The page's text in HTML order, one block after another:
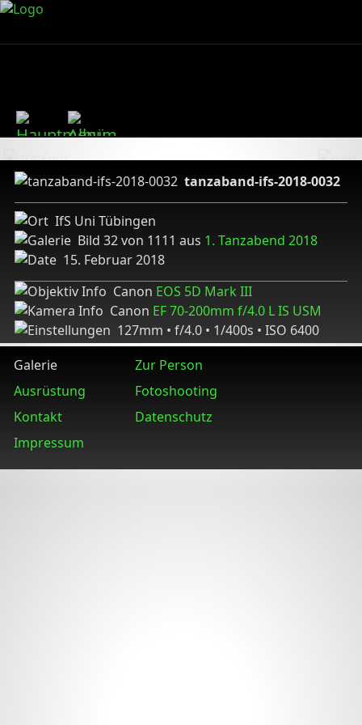
tanzaband-ifs-2018-0032
IfS Uni Tübingen
Bild 32 von 1111 aus 1. Tanzabend 2018
15. Februar 2018
Canon EOS 5D Mark III
Canon EF 70-200mm f/4.0 L IS USM
127mm • f/4.0 • 1/400s • ISO 6400
Galerie
Zur Person
Ausrüstung
Fotoshooting
Kontakt
Datenschutz
Impressum